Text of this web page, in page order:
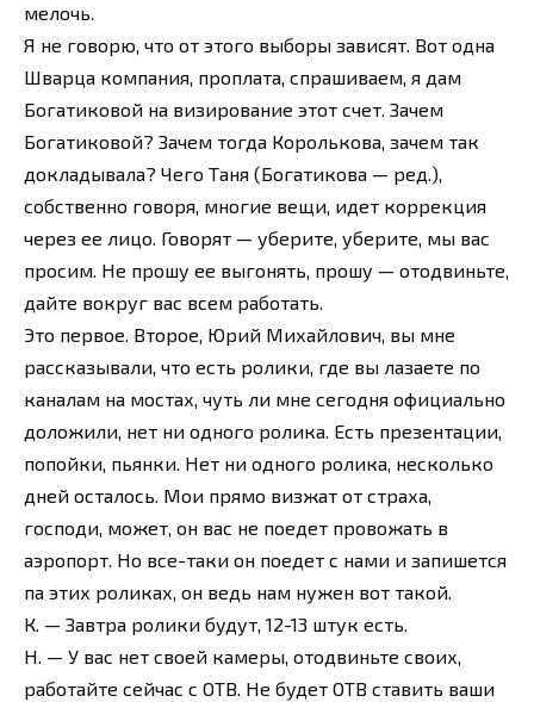
мелочь.
Я не говорю, что от этого выборы зависят. Вот одна
Шварца компания, проплата, спрашиваем, я дам
Богатиковой на визирование этот счет. Зачем
Богатиковой? Зачем тогда Королькова, зачем так
докладывала? Чего Таня (Богатикова — ред.),
собственно говоря, многие вещи, идет коррекция
через ее лицо. Говорят — уберите, уберите, мы вас
просим. Не прошу ее выгонять, прошу — отодвиньте,
дайте вокруг вас всем работать.
Это первое. Второе, Юрий Михайлович, вы мне
рассказывали, что есть ролики, где вы лазаете по
каналам на мостах, чуть ли мне сегодня официально
доложили, нет ни одного ролика. Есть презентации,
попойки, пьянки. Нет ни одного ролика, несколько
дней осталось. Мои прямо визжат от страха,
господи, может, он вас не поедет провожать в
аэропорт. Но все-таки он поедет с нами и запишется
па этих роликах, он ведь нам нужен вот такой.
К. — Завтра ролики будут, 12-13 штук есть.
Н. — У вас нет своей камеры, отодвиньте своих,
работайте сейчас с ОТВ. Не будет ОТВ ставить ваши